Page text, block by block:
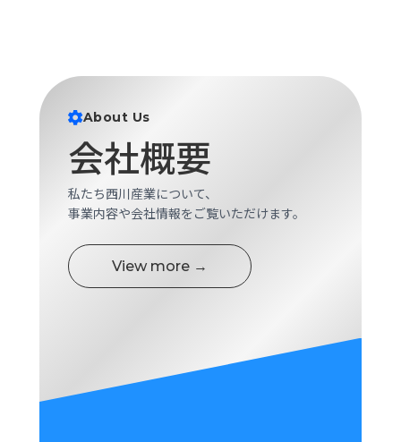
About Us
会社概要
私たち西川産業について、
事業内容や会社情報をご覧いただけます。
View more →